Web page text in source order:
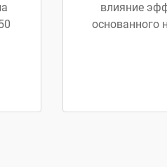
влияние
основанного